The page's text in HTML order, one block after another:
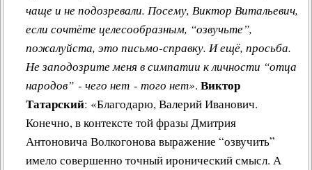
чаще и не подозревали. Посему, Виктор Витальевич,
если сочтёте целесообразным, “озвучьте”,
пожалуйста, это письмо-справку. И ещё, просьба.
Не заподозрите меня в симпатии к личности “отца
народов” - чего нет - того нет». Виктор
Татарский: «Благодарю, Валерий Иванович.
Конечно, в контексте той фразы Дмитрия
Антоновича Волкогонова выражение “озвучить”
имело совершенно точный иронический смысл. А